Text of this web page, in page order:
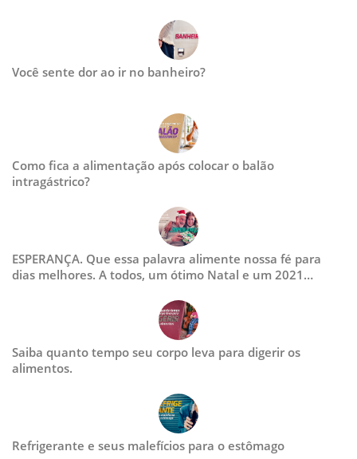
Você sente dor ao ir no banheiro?
Como fica a alimentação após colocar o balão
intragástrico?
ESPERANÇA. Que essa palavra alimente nossa fé para
dias melhores. A todos, um ótimo Natal e um 2021
Saiba quanto tempo seu corpo leva para digerir os
alimentos.
Refrigerante e seus malefícios para o estômago